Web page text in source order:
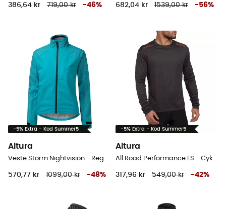
386,64 kr 719,00 kr -46% 682,04 kr 1539,00 kr -56%
-5% Extra - Kod Summer5
Altura
Veste Storm Nightvision - Regnjacka Dam
570,77 kr 1099,00 kr -48%
-5% Extra - Kod Summer5
Altura
All Road Performance LS - Cykeltrikå Herr
317,96 kr 549,00 kr -42%